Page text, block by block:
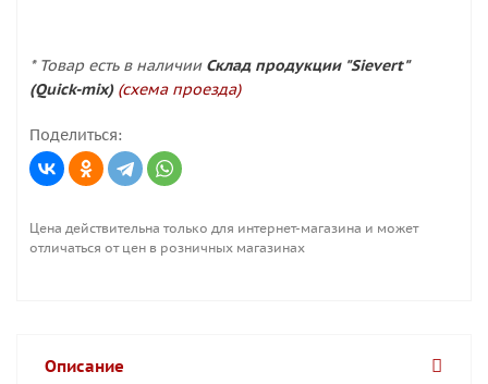
* Товар есть в наличии Склад продукции "Sievert"
(Quick-mix) (схема проезда)
Поделиться:
Цена действительна только для интернет-магазина и может
отличаться от цен в розничных магазинах
Описание